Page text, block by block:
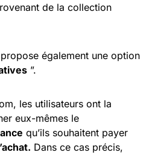
de la collection
également une option
”.
les utilisateurs ont la
eux-mêmes le
qu’ils souhaitent payer
Dans ce cas précis,